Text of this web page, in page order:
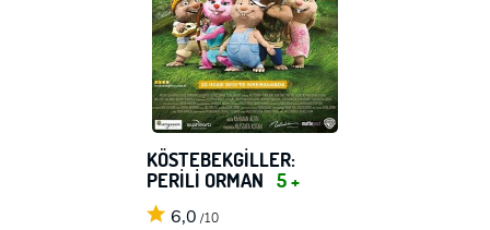
KÖSTEBEKGİLLER:
PERİLİ ORMAN 5 +
6,0 /10